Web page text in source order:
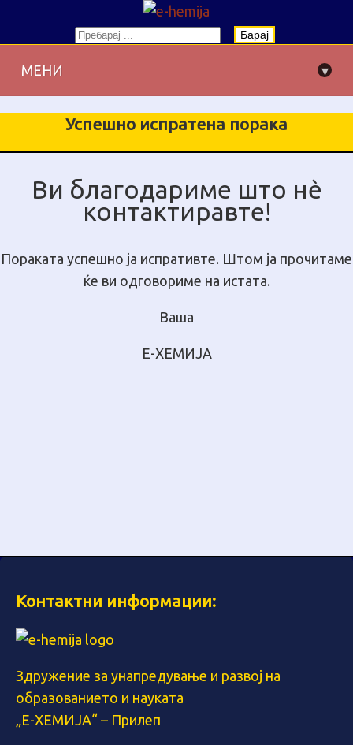
Барај
МЕНИ ▾
Успешно испратена порака
Ви благодариме што нè
контактиравте!
Пораката успешно ја испративте. Штом ја прочитаме
ќе ви одговориме на истата.
Ваша
Е-ХЕМИЈА
Контактни информации:
Здружение за унапредување и развој на
образованието и науката
„Е-ХЕМИЈА“ – Прилеп